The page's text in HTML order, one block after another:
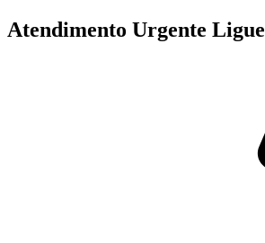
Pular
para
Atendimento Urgente Ligue